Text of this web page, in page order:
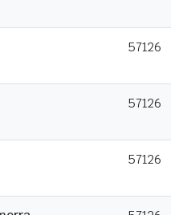
57126
57126
57126